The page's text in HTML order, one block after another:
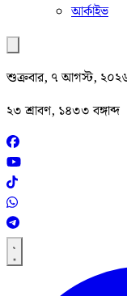
আর্কাইভ
শুক্রবার, ৭ আগস্ট,
২৩ শ্রাবণ, ১৪৩৩ বঙ্গাব্দ